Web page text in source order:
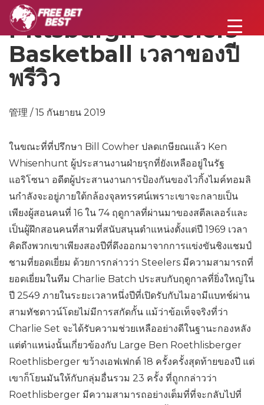
Pittsburgh Steelers
Basketball เวลาของปี
พรีวิว
管理 / 15 กันยายน 2019
ในขณะที่ที่ปรึกษา Bill Cowher ปลดเกษียณแล้ว Ken
Whisenhunt ผู้ประสานงานฝ่ายรุกที่ยังเหลืออยู่ในรัฐ
แอริโซนา อดีตผู้ประสานงานการป้องกันของไวกิ้งไมค์ทอมลิ
นกำลังจะอยู่ภายใต้กล้องจุลทรรศน์เพราะเขาจะกลายเป็น
เพียงผู้สอนคนที่ 16 ใน 74 ฤดูกาลที่ผ่านมาของสตีลเลอร์และ
เป็นผู้ฝึกสอนคนที่สามที่สนับสนุนตำแหน่งตั้งแต่ปี 1969 เวลา
คิดถึงพวกเขาเพียงสองปีที่ดึงออกมาจากการแข่งขันชิงแชมป์
ชามที่ยอดเยี่ยม ด้วยการกล่าวว่า Steelers มีความสามารถที่
ยอดเยี่ยมในทีม Charlie Batch ประสบกับฤดูกาลที่ยิ่งใหญ่ใน
ปี 2549 ภายในระยะเวลาหนึ่งปีที่เปิดรับกับไมอามีแบทช์ผ่าน
สามทัชดาวน์โดยไม่มีการสกัดกั้น แม้ว่าข้อเท็จจริงที่ว่า
Charlie Set จะได้รับความช่วยเหลืออย่างดีในฐานะกองหลัง
แต่ตำแหน่งนั้นเกี่ยวข้องกับ Large Ben Roethlisberger
Roethlisberger ขว้างเอฟเฟกต์ 18 ครั้งครั้งสุดท้ายของปี แต่
เขาก็โยนมันให้กับกลุ่มอื่นรวม 23 ครั้ง ที่ถูกกล่าวว่า
Roethlisberger มีความสามารถอย่างเต็มที่ที่จะกลับไปที่